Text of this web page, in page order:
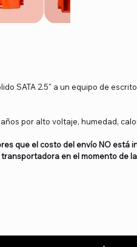
SATA 2.5" a un equipo de
por alto voltaje, humedad,
que el costo del envío NO
transportadora en el momento de